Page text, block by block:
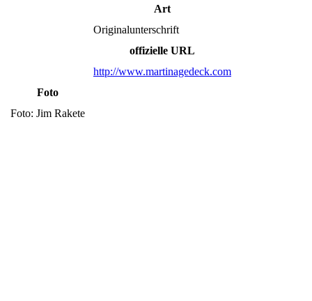
Art
Originalunterschrift
offizielle URL
http://www.martinagedeck.com
Foto
Foto: Jim Rakete